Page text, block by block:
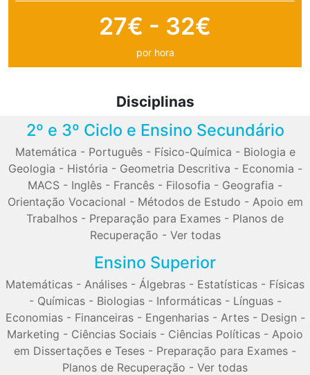
27€ - 32€
por hora
Disciplinas
2º e 3º Ciclo e Ensino Secundário
Matemática - Português- Físico-Química - Biologia e
Geologia - História - Geometria Descritiva - Economia -
MACS - Inglês - Francês - Filosofia - Geografia -
Orientação Vocacional - Métodos de Estudo - Apoio em
Trabalhos - Preparação para Exames - Planos de
Recuperação - Ver todas
Ensino Superior
Matemáticas - Análises - Álgebras - Estatísticas - Físicas
- Químicas- Biologias- Informáticas- Línguas-
Economias- Financeiras- Engenharias- Artes- Design -
Marketing - Ciências Sociais - Ciências Políticas - Apoio
em Dissertações e Teses - Preparação para Exames -
Planos de Recuperação - Ver todas